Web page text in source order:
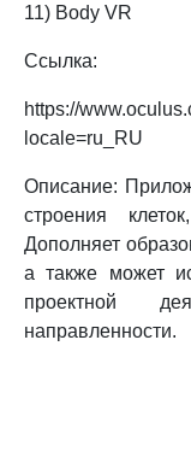
11) Body VR
Ссылка:
https://
locale=ru_RU
Описание:
строения
Дополняет
а также может
проектной
направленности.